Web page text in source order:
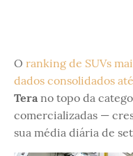
O ranking de SUVs
dados consolidados
Tera no topo da
comercializadas —
sua média diária de